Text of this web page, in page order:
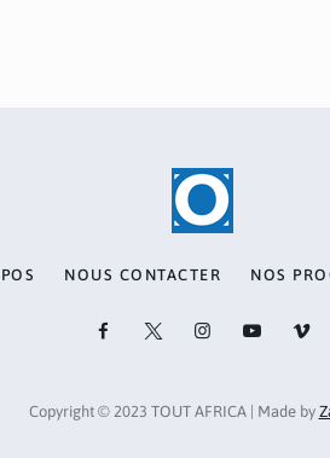
NOUS CONTACTER NOS
Copyright © 2023 TOUT AFRICA | Made by